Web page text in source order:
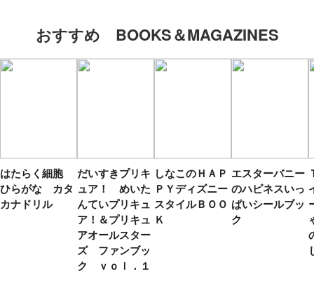
おすすめ BOOKS＆MAGAZINES
はたらく細胞
ひらがな カタ
カナドリル
だいすきプリキ
ュア！ めいた
んていプリキュ
ア！＆プリキュ
アオールスター
ズ ファンブッ
ク ｖｏｌ．１
しなこのＨＡＰ
ＰＹディズニー
スタイルＢＯＯ
Ｋ
エスターバニー
のハピネスいっ
ぱいシールブッ
ク